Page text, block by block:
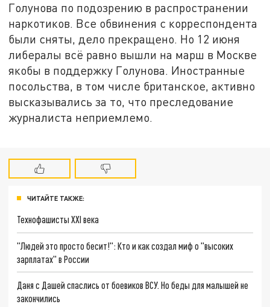
Голунова по подозрению в распространении
наркотиков. Все обвинения с корреспондента
были сняты, дело прекращено. Но 12 июня
либералы всё равно вышли на марш в Москве
якобы в поддержку Голунова. Иностранные
посольства, в том числе британское, активно
высказывались за то, что преследование
журналиста неприемлемо.
ЧИТАЙТЕ ТАКЖЕ:
Технофашисты XXI века
"Людей это просто бесит!": Кто и как создал миф о "высоких
зарплатах" в России
Даня с Дашей спаслись от боевиков ВСУ. Но беды для малышей не
закончились